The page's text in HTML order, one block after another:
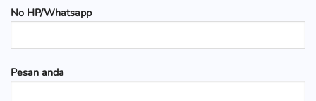
No HP/Whatsapp
Pesan anda